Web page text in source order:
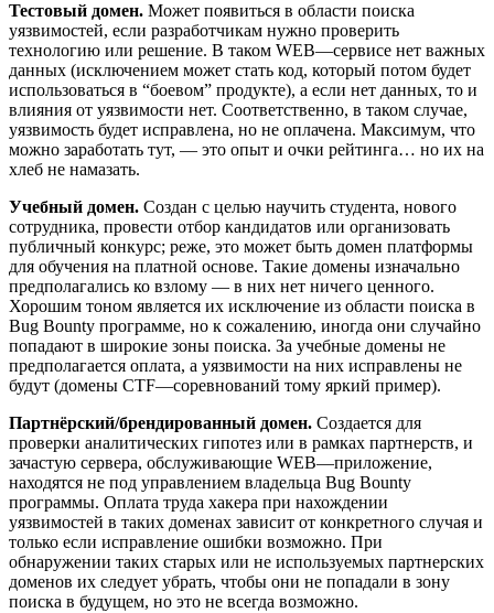
Тестовый домен. Может появиться в области поиска
уязвимостей, если разработчикам нужно проверить
технологию или решение. В таком WEB—сервисе нет важных
данных (исключением может стать код, который потом будет
использоваться в “боевом” продукте), а если нет данных, то и
влияния от уязвимости нет. Соответственно, в таком случае,
уязвимость будет исправлена, но не оплачена. Максимум, что
можно заработать тут, — это опыт и очки рейтинга… но их на
хлеб не намазать.
Учебный домен. Создан с целью научить студента, нового
сотрудника, провести отбор кандидатов или организовать
публичный конкурс; реже, это может быть домен платформы
для обучения на платной основе. Такие домены изначально
предполагались ко взлому — в них нет ничего ценного.
Хорошим тоном является их исключение из области поиска в
Bug Bounty программе, но к сожалению, иногда они случайно
попадают в широкие зоны поиска. За учебные домены не
предполагается оплата, а уязвимости на них исправлены не
будут (домены CTF—соревнований тому яркий пример).
Партнёрский/брендированный домен. Создается для
проверки аналитических гипотез или в рамках партнерств, и
зачастую сервера, обслуживающие WEB—приложение,
находятся не под управлением владельца Bug Bounty
программы. Оплата труда хакера при нахождении
уязвимостей в таких доменах зависит от конкретного случая и
только если исправление ошибки возможно. При
обнаружении таких старых или не используемых партнерских
доменов их следует убрать, чтобы они не попадали в зону
поиска в будущем, но это не всегда возможно.